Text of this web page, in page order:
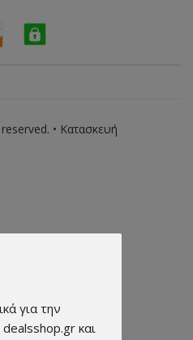
• Κατασκευή
για την
και